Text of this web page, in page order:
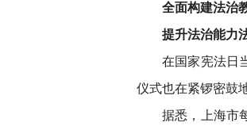
全面构建法治
提升法治能力
在国家宪法日当
仪式也在紧锣密鼓
据悉，上海市每